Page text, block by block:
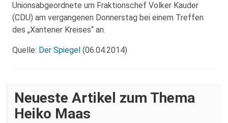
Unionsabgeordnete um Fraktionschef Volker Kauder
(CDU) am vergangenen Donnerstag bei einem Treffen
des „Xantener Kreises“ an.
Quelle: Der Spiegel (06.04.2014)
Neueste Artikel zum Thema
Heiko Maas